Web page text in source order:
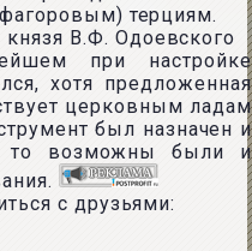
терциям.
при настройке
хотя предложенная
церковным ладам
был назначен и
то возможны были и
с друзьями: